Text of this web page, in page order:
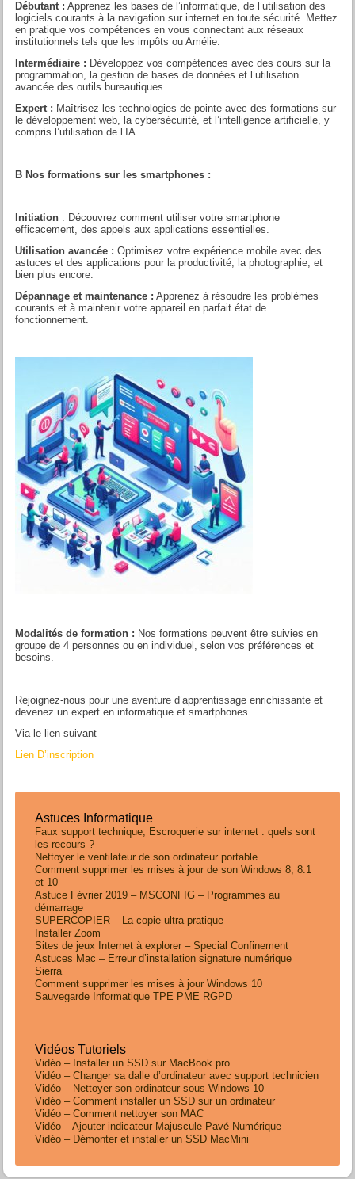
Débutant : Apprenez les bases de l’informatique, de l’utilisation des
logiciels courants à la navigation sur internet en toute sécurité. Mettez
en pratique vos compétences en vous connectant aux réseaux
institutionnels tels que les impôts ou Amélie.
Intermédiaire : Développez vos compétences avec des cours sur la
programmation, la gestion de bases de données et l’utilisation
avancée des outils bureautiques.
Expert : Maîtrisez les technologies de pointe avec des formations sur
le développement web, la cybersécurité, et l’intelligence artificielle, y
compris l’utilisation de l’IA.
B Nos formations sur les smartphones :
Initiation : Découvrez comment utiliser votre smartphone
efficacement, des appels aux applications essentielles.
Utilisation avancée : Optimisez votre expérience mobile avec des
astuces et des applications pour la productivité, la photographie, et
bien plus encore.
Dépannage et maintenance : Apprenez à résoudre les problèmes
courants et à maintenir votre appareil en parfait état de
fonctionnement.
Modalités de formation : Nos formations peuvent être suivies en
groupe de 4 personnes ou en individuel, selon vos préférences et
besoins.
Rejoignez-nous pour une aventure d’apprentissage enrichissante et
devenez un expert en informatique et smartphones
Via le lien suivant
Lien D’inscription
Astuces Informatique
Faux support technique, Escroquerie sur internet : quels sont
les recours ?
Nettoyer le ventilateur de son ordinateur portable
Comment supprimer les mises à jour de son Windows 8, 8.1
et 10
Astuce Février 2019 – MSCONFIG – Programmes au
démarrage
SUPERCOPIER – La copie ultra-pratique
Installer Zoom
Sites de jeux Internet à explorer – Special Confinement
Astuces Mac – Erreur d’installation signature numérique
Sierra
Comment supprimer les mises à jour Windows 10
Sauvegarde Informatique TPE PME RGPD
Vidéos Tutoriels
Vidéo – Installer un SSD sur MacBook pro
Vidéo – Changer sa dalle d’ordinateur avec support technicien
Vidéo – Nettoyer son ordinateur sous Windows 10
Vidéo – Comment installer un SSD sur un ordinateur
Vidéo – Comment nettoyer son MAC
Vidéo – Ajouter indicateur Majuscule Pavé Numérique
Vidéo – Démonter et installer un SSD MacMini